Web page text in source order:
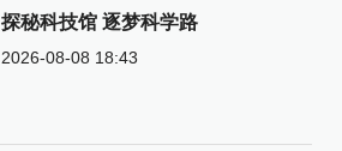
探秘科技馆 逐梦科学路
2026-08-08 18:43